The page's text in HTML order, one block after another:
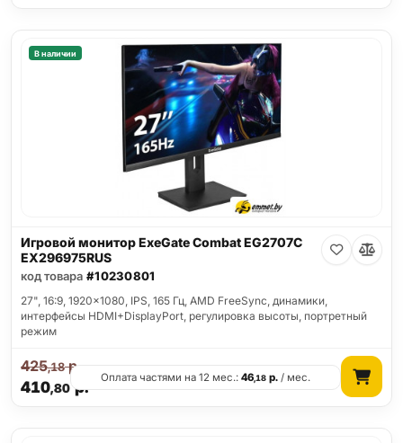
В наличии
Игровой монитор ExeGate Combat EG2707C
EX296975RUS
код товара #10230801
27", 16:9, 1920x1080, IPS, 165 Гц, AMD FreeSync, динамики,
интерфейсы HDMI+DisplayPort, регулировка высоты, портретный
режим
410,80р.
425,18р.
Оплата частями на 12 мес.:46,18 р. / мес.